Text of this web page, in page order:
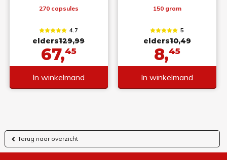
270 capsules
4.7
elders129,99
67,45
In winkelmand
150 gram
5
elders10,49
8,45
In winkelmand
Terug naar overzicht